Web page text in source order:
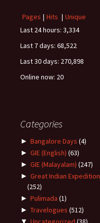
Pages | Hits | Unique
Last 24 hours: 3,334
Last 7 days: 68,522
Last 30 days: 270,898
Online now: 20
Categories
► Bangalore Days (4)
► GIE (English) (63)
► GIE (Malayalam) (247)
► Great Indian Expedition
(252)
► Pulimada (1)
► Travelogues (512)
▼